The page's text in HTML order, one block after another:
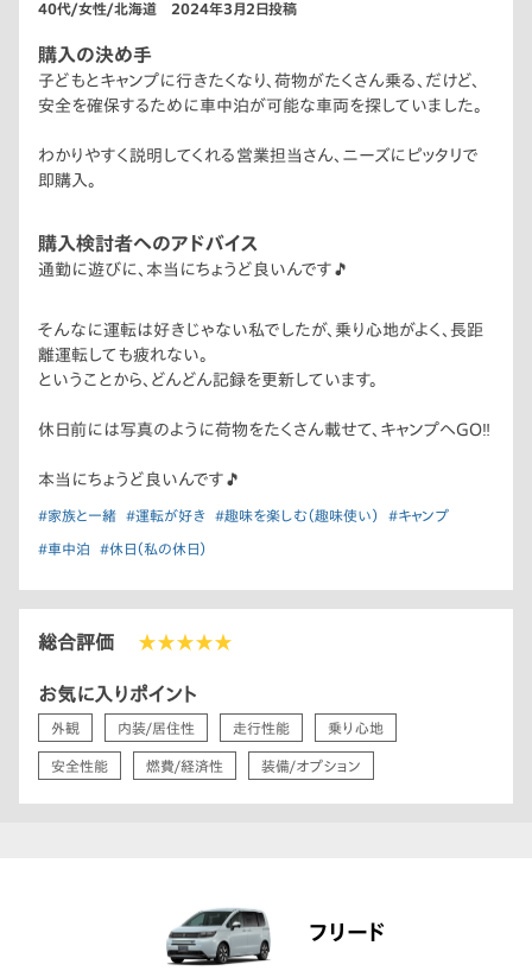
40代/女性/北海道 2024年3月2日投稿
購入の決め手
子どもとキャンプに行きたくなり、荷物がたくさん乗る、だけど、
安全を確保するために車中泊が可能な車両を探していました。
わかりやすく説明してくれる営業担当さん、ニーズにピッタリで
即購入。
購入検討者へのアドバイス
通勤に遊びに、本当にちょうど良いんです🎵
そんなに運転は好きじゃない私でしたが、乗り心地がよく、長距
離運転しても疲れない。
ということから、どんどん記録を更新しています。
休日前には写真のように荷物をたくさん載せて、キャンプへGO‼️
本当にちょうど良いんです🎵
#家族と一緒 #運転が好き #趣味を楽しむ（趣味使い） #キャンプ
#車中泊 #休日（私の休日）
総合評価 ★★★★★
お気に入りポイント
外観 内装/居住性 走行性能 乗り心地
安全性能 燃費/経済性 装備/オプション
フリード